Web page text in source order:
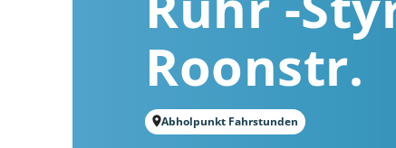
Roonstr.
Abholpunkt Fahrstunden